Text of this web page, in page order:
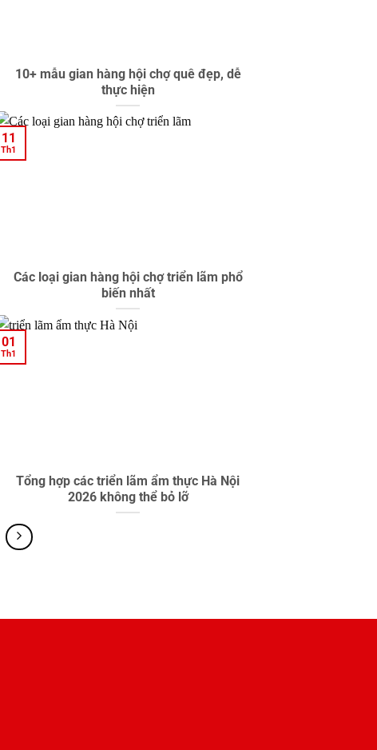
10+ mẫu gian hàng hội chợ quê đẹp, dễ
thực hiện
Các loại gian hàng hội chợ triển lãm phổ
biến nhất
11
Th1
Tổng hợp các triển lãm ẩm thực Hà Nội
2026 không thể bỏ lỡ
01
Th1